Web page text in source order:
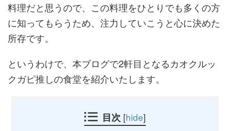
料理だと思うので、この料理をひとりでも多くの方
に知ってもらうため、注力していこうと心に決めた
所存です。
というわけで、本ブログで2軒目となるカオクルッ
クガピ推しの食堂を紹介いたします。
目次 [hide]